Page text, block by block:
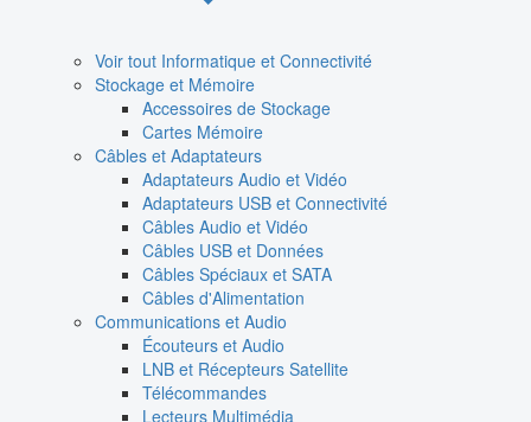
Voir tout Informatique et Connectivité
Stockage et Mémoire
Accessoires de Stockage
Cartes Mémoire
Câbles et Adaptateurs
Adaptateurs Audio et Vidéo
Adaptateurs USB et Connectivité
Câbles Audio et Vidéo
Câbles USB et Données
Câbles Spéciaux et SATA
Câbles d'Alimentation
Communications et Audio
Écouteurs et Audio
LNB et Récepteurs Satellite
Télécommandes
Lecteurs Multimédia